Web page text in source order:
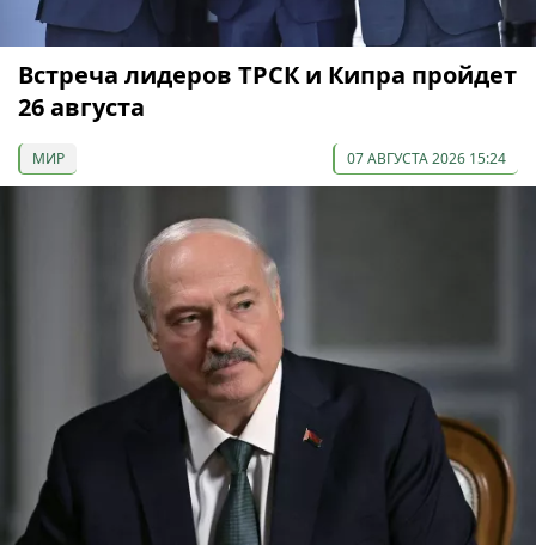
Встреча лидеров ТРСК и Кипра пройдет
26 августа
МИР 07 АВГУСТА 2026 15:24